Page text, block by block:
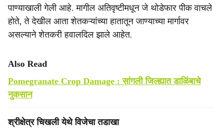
पाण्याखाली गेली आहे. मागील अतिवृष्टीमधून जे थोडेफार पीक वाचले
होते, ते देखील आता शेतकऱ्यांच्या हातातून जाण्याच्या मार्गावर
असल्याने शेतकरी हवालदिल झाले आहेत.
Also Read
Pomegranate Crop Damage : सांगली जिल्ह्यात डाळिंबाचे
नुकसान
श्रीक्षेत्र चिखली येथे विजेचा तडाखा